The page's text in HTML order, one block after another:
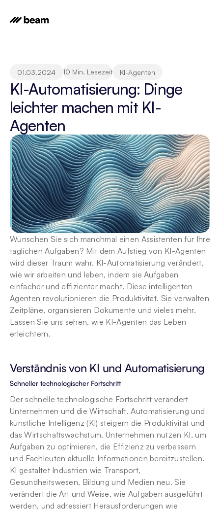
01.03.2024 10 Min. Lesezeit KI-Agenten
KI-Automatisierung: Dinge
leichter machen mit KI-
Agenten
Wünschen Sie sich manchmal einen Assistenten für Ihre
täglichen Aufgaben? Mit dem Aufstieg von KI-Agenten
wird dieser Traum wahr. KI-Automatisierung verändert,
wie wir arbeiten und leben, indem sie Aufgaben
einfacher und effizienter macht. Diese intelligenten
Agenten revolutionieren die Produktivität. Sie verwalten
Zeitpläne, organisieren Dokumente und vieles mehr.
Lassen Sie uns sehen, wie KI-Agenten das Leben
erleichtern.
Verständnis von KI und Automatisierung
Schneller technologischer Fortschritt
Der schnelle technologische Fortschritt verändert
Unternehmen und die Wirtschaft. Automatisierung und
künstliche Intelligenz (KI) steigern die Produktivität und
das Wirtschaftswachstum. Unternehmen nutzen KI, um
Aufgaben zu optimieren, die Effizienz zu verbessern
und Fachleuten aktuelle Informationen bereitzustellen.
KI gestaltet Industrien wie Transport,
Gesundheitswesen, Bildung und Medien neu. Sie
verändert die Art und Weise, wie Aufgaben ausgeführt
werden, und adressiert Herausforderungen wie